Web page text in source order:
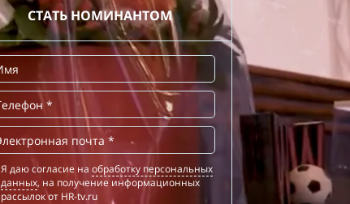
СТАТЬ НОМИНАНТОМ
Я даю согласие на обработку персональных
данных, на получение информационных
рассылок от HR-tv.ru